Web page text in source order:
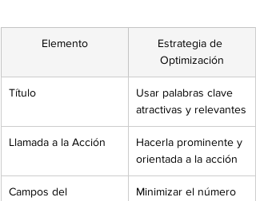
Elemento
Estrategia de
Optimización
Título
Usar palabras clave
atractivas y relevantes
Llamada a la Acción
Hacerla prominente y
orientada a la acción
Campos del
Minimizar el número